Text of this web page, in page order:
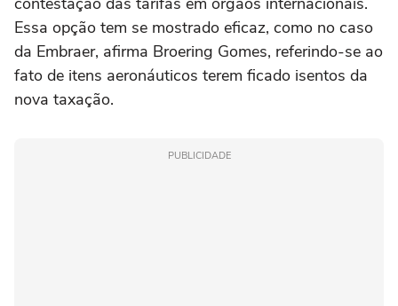
Essa opção tem se mostrado eficaz, como no caso
da Embraer, afirma Broering Gomes, referindo-se ao
fato de itens aeronáuticos terem ficado isentos da
nova taxação.
PUBLICIDADE